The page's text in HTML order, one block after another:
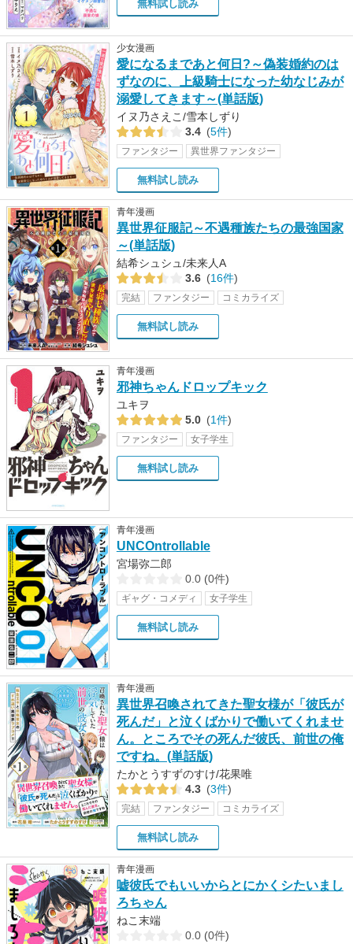
無料試し読み
少女漫画
愛になるまであと何日?～偽装婚約のは
ずなのに、上級騎士になった幼なじみが
溺愛してきます～(単話版)
イヌ乃さえこ/雪本しずり
3.4 (5件)
ファンタジー 異世界ファンタジー
無料試し読み
青年漫画
異世界征服記～不遇種族たちの最強国家
～(単話版)
結希シュシュ/未来人A
3.6 (16件)
完結 ファンタジー コミカライズ
無料試し読み
青年漫画
邪神ちゃんドロップキック
ユキヲ
5.0 (1件)
ファンタジー 女子学生
無料試し読み
青年漫画
UNCOntrollable
宮場弥二郎
0.0 (0件)
ギャグ・コメディ 女子学生
無料試し読み
青年漫画
異世界召喚されてきた聖女様が「彼氏が
死んだ」と泣くばかりで働いてくれませ
ん。ところでその死んだ彼氏、前世の俺
ですね。(単話版)
たかとうすずのすけ/花果唯
4.3 (3件)
完結 ファンタジー コミカライズ
無料試し読み
青年漫画
嘘彼氏でもいいからとにかくシたいまし
ろちゃん
ねこ末端
0.0 (0件)